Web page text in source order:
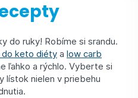
do ruky! Robíme si srandu.
keto diéty a low carb
ľahko a rýchlo. Vyberte si
lístok nielen v priebehu